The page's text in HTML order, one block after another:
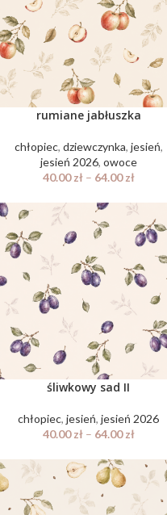
rumiane jabłuszka
chłopiec, dziewczynka, jesień,
jesień 2026, owoce
40.00zł– 64.00zł
śliwkowy sad II
chłopiec, jesień, jesień 2026
40.00zł– 64.00zł